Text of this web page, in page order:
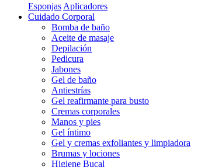
Esponjas Aplicadores
Cuidado Corporal
Bomba de baño
Aceite de masaje
Depilación
Pedicura
Jabones
Gel de baño
Antiestrías
Gel reafirmante para busto
Cremas corporales
Manos y pies
Gel íntimo
Gel y cremas exfoliantes y limpiadora
Brumas y lociones
Higiene Bucal